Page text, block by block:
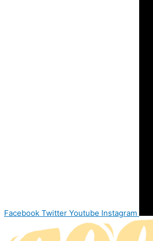
Facebook Twitter Youtube Instagram